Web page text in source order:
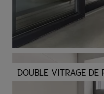
DOUBLE VITRAGE DE